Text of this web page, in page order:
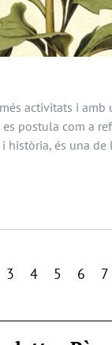
activitats i amb
postula com a
història, és una de
3 4 5 6 7